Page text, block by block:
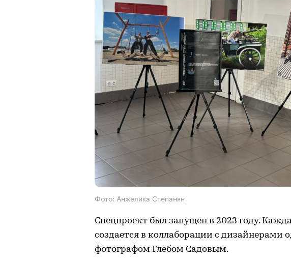
Фото: Анжелика Степанян
Спецпроект был запущен в 2023 году.
создается в коллаборации с дизайнерами
фотографом Глебом Садовым.